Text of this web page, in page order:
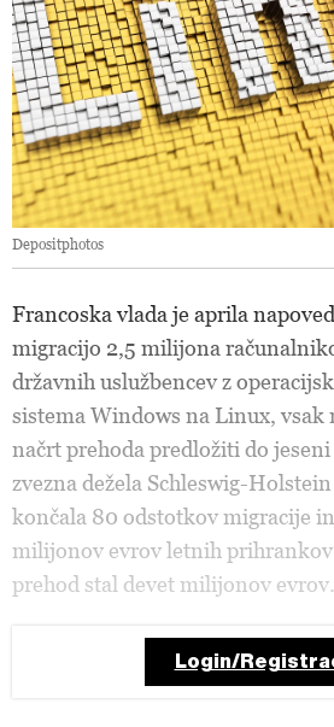
Depositphotos
Francoska vlada je aprila
migracijo 2,5 milijona
državnih uslužbencev z
sistema Windows na Linux, vsak
načrt prehoda predložiti do
zvezna dežela Schleswig-
končala 80 odstotkov migracije
milijonov evrov letnih
prehod stal devet milijonov evrov.
Login/